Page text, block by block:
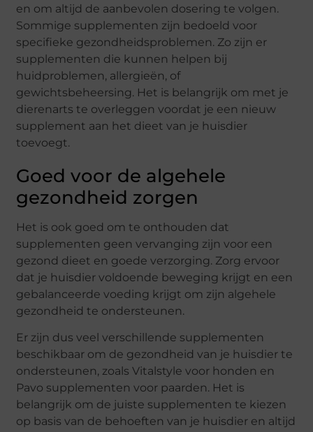
en om altijd de aanbevolen dosering te volgen.
Sommige supplementen zijn bedoeld voor
specifieke gezondheidsproblemen. Zo zijn er
supplementen die kunnen helpen bij
huidproblemen, allergieën, of
gewichtsbeheersing. Het is belangrijk om met je
dierenarts te overleggen voordat je een nieuw
supplement aan het dieet van je huisdier
toevoegt.
Goed voor de algehele
gezondheid zorgen
Het is ook goed om te onthouden dat
supplementen geen vervanging zijn voor een
gezond dieet en goede verzorging. Zorg ervoor
dat je huisdier voldoende beweging krijgt en een
gebalanceerde voeding krijgt om zijn algehele
gezondheid te ondersteunen.
Er zijn dus veel verschillende supplementen
beschikbaar om de gezondheid van je huisdier te
ondersteunen, zoals Vitalstyle voor honden en
Pavo supplementen voor paarden. Het is
belangrijk om de juiste supplementen te kiezen
op basis van de behoeften van je huisdier en altijd